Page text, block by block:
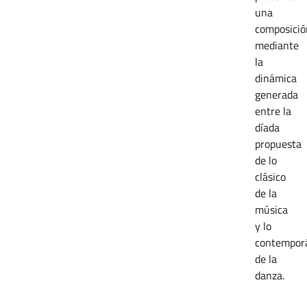
una
mediante
la
dinámica
generada
entre la
díada
propuesta
de lo
clásico
de la
música
y lo
de la
danza.